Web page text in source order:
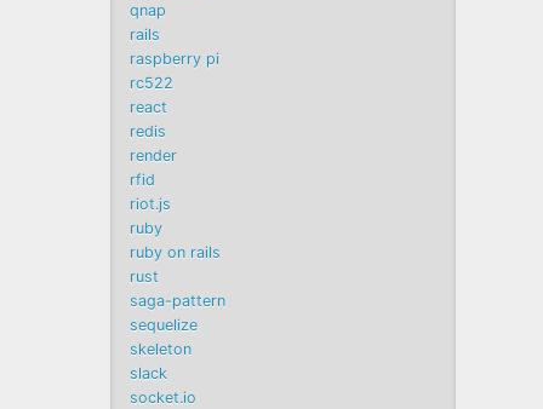
qnap
rails
raspberry pi
rc522
react
redis
render
rfid
riot.js
ruby
ruby on rails
rust
saga-pattern
sequelize
skeleton
slack
socket.io